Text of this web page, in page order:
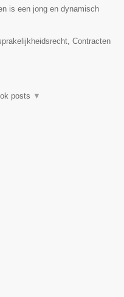
is een jong en dynamisch
Contracten
posts ▼